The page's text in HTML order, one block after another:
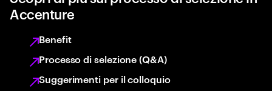
Accenture
Benefit
Processo di selezione (Q&A)
Suggerimenti per il colloquio